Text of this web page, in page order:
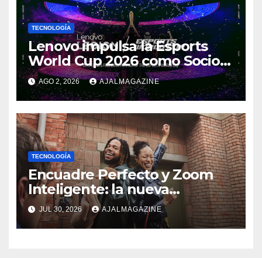
TECNOLOGÍA
Lenovo impulsa la Esports
World Cup 2026 como Socio
Fundador
AGO 2, 2026 AJALMAGAZINE
TECNOLOGÍA
Encuadre Perfecto y Zoom
Inteligente: la nueva
generación de fotografía
móvil
JUL 30, 2026 AJALMAGAZINE